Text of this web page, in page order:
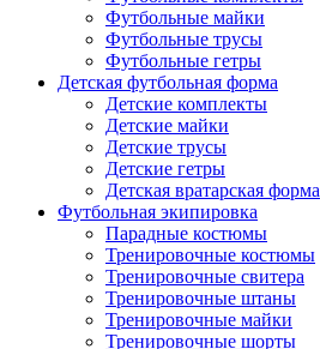
Футбольные майки
Футбольные трусы
Футбольные гетры
Детская футбольная форма
Детские комплекты
Детские майки
Детские трусы
Детские гетры
Детская вратарская форма
Футбольная экипировка
Парадные костюмы
Тренировочные костюмы
Тренировочные свитера
Тренировочные штаны
Тренировочные майки
Тренировочные шорты